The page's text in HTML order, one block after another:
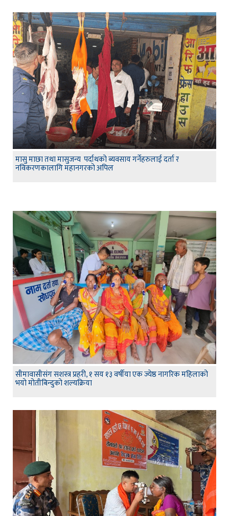
मासु माछा तथा मासुजन्य पर्दाथको ब्यवसाय गर्नेहरुलाई दर्ता र
नविकरणकालागि महानगरको अपिल
सीमावासीसंग सशस्त्र प्रहरी, १ सय १३ वर्षीया एक ज्येष्ठ नागरिक महिलाको
भयो मोतीबिन्दुको शल्यक्रिया